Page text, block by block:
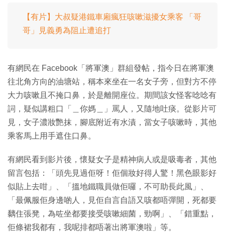
【有片】大叔疑港鐵車廂瘋狂咳嗽滋擾女乘客 「哥
哥」見義勇為阻止遭追打
有網民在 Facebook「將軍澳」群組發帖，指今日在將軍澳
往北角方向的油塘站，稱本來坐在一名女子旁，但對方不停
大力咳嗽且不掩口鼻，於是離開座位。期間該女怪客唸唸有
詞，疑似講粗口「＿你媽＿」罵人，又隨地吐痰。從影片可
見，女子濃妝艷抹，腳底附近有水漬，當女子咳嗽時，其他
乘客馬上用手遮住口鼻。
有網民看到影片後，懷疑女子是精神病人或是吸毒者，其他
留言包括：「頭先見過佢呀！佢個妝好得人驚！黑色眼影好
似貼上去咁」、「搵地鐵職員做佢囉，不可助長此風」、
「最佩服佢身邊啲人，見佢自言自語又咳都唔彈開，死都要
黐住張凳，為咗坐都要接受咳嗽細菌，勁啊」、「錯重點，
佢條裙我都有，我呢排都唔著出將軍澳啦」等。